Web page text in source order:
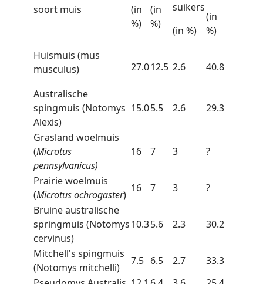
soort muis
(in
%)
(in
%)
suikers
(in %)
(in
%)
Huismuis (mus
musculus)
27.012.5 2.6 40.8
Australische
spingmuis (Notomys
Alexis)
15.05.5 2.6 29.3
Grasland woelmuis
(Microtus
pennsylvanicus)
16 7 3 ?
Prairie woelmuis
(Microtus ochrogaster)
16 7 3
?
Bruine australische
springmuis (Notomys
cervinus)
10.35.6 2.3 30.2
Mitchell's spingmuis
(Notomys mitchelli)
7.5 6.5 2.7
33.3